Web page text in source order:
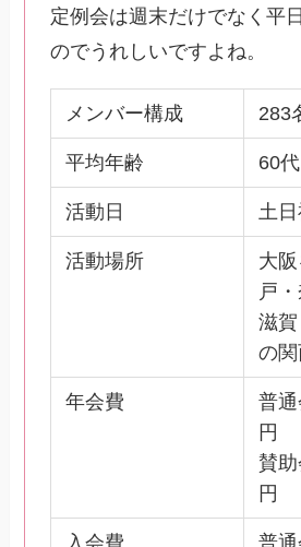
定例会は週末だけでなく平
のでうれしいですよね。
メンバー構成 283
平均年齢 60代
活動日 土
活動場所
大
戸
滋
の関
年会費
普
円
賛
円
入会費
普